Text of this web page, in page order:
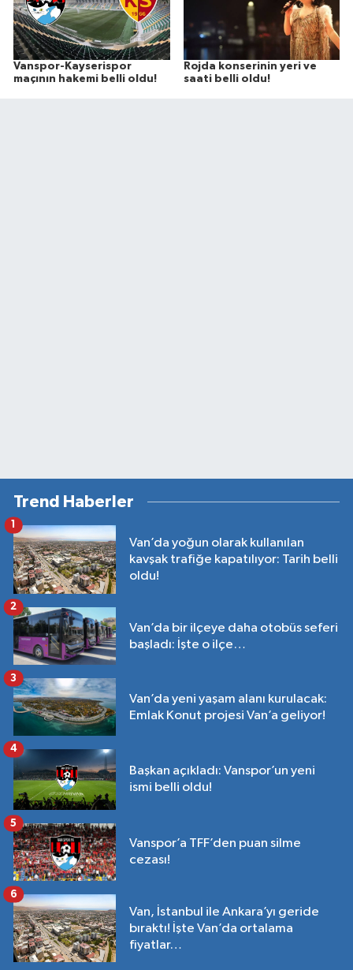
Vanspor-Kayserispor
maçının hakemi belli oldu!
Rojda konserinin yeri ve
saati belli oldu!
Trend Haberler
Van’da yoğun olarak kullanılan
kavşak trafiğe kapatılıyor: Tarih belli
oldu!
Van’da bir ilçeye daha otobüs seferi
başladı: İşte o ilçe…
2
Van’da yeni yaşam alanı kurulacak:
Emlak Konut projesi Van’a geliyor!
3
Başkan açıkladı: Vanspor’un yeni
ismi belli oldu!
4
Vanspor’a TFF’den puan silme
cezası!
5
Van, İstanbul ile Ankara’yı geride
bıraktı! İşte Van’da ortalama
fiyatlar…
6